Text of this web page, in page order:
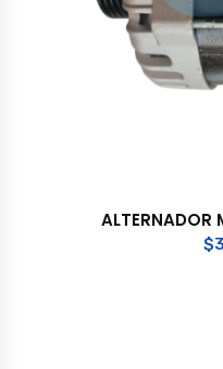
ALTERNADOR
$